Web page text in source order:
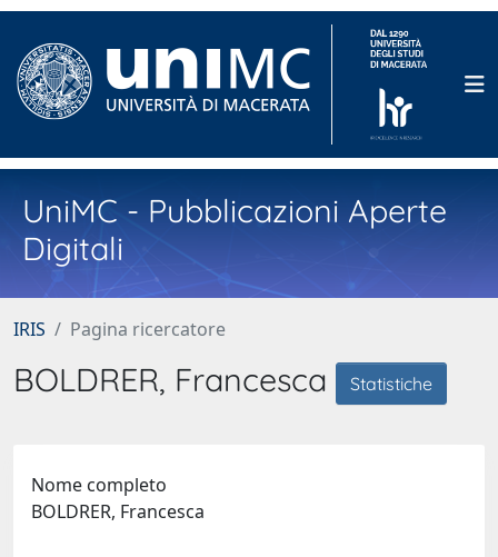
UniMC - Pubblicazioni Aperte
Digitali
IRIS Pagina ricercatore
BOLDRER, Francesca Statistiche
Nome completo
BOLDRER, Francesca